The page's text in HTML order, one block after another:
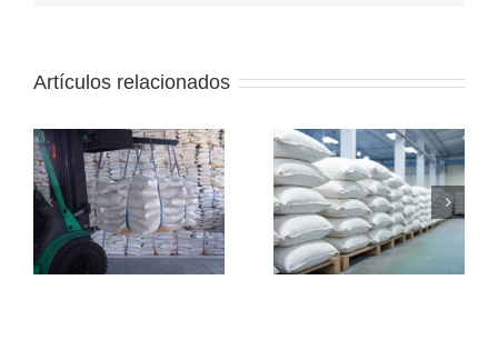
Artículos relacionados
¿Por qué
elegir sacos de
rafia agrícola
para
almacenar
para
granos o
productos:
Qué
características
debe tener